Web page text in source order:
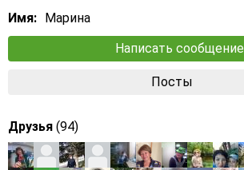
Имя:
Марина
Написать сообщение
Посты
Друзья (94)